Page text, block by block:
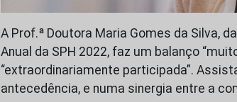
A Prof.ª Doutora Maria Gomes da Silva,
Anual da SPH 2022, faz um balanço
“extraordinariamente participada”.
antecedência, e numa sinergia entre a